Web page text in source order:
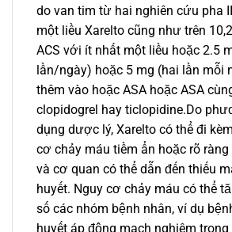
do van tim từ hai nghiên cứu pha
một liều Xarelto cũng như trên
ACS với ít nhất một liều hoặc 2.5
lần/ngày) hoặc 5 mg (hai lần mỗi
thêm vào hoặc ASA hoặc ASA
clopidogrel hay ticlopidine.Do
dụng dược lý, Xarelto có thể đi
cơ chảy máu tiềm ẩn hoặc rõ
và cơ quan có thể dẫn đến thiếu
huyết. Nguy cơ chảy máu có thể
số các nhóm bệnh nhân, ví dụ
huyết áp động mạch nghiêm